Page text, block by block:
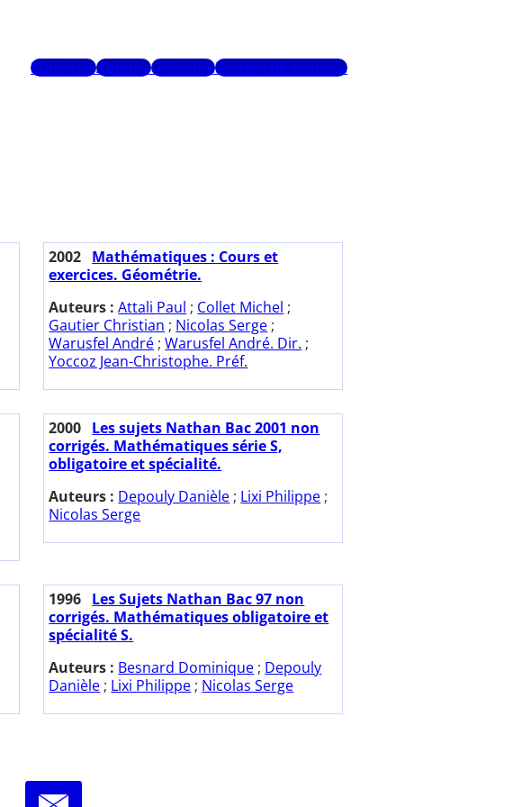
Mots-clésAuteursGlossaireRecherche avancée
2002 Mathématiques : Cours et
exercices. Géométrie.
Auteurs :Attali Paul ; Collet Michel ;
Gautier Christian ; Nicolas Serge ;
Warusfel André ;Warusfel André. Dir. ;
Yoccoz Jean-Christophe. Préf.
2000 Les sujets Nathan Bac 2001 non
corrigés. Mathématiques série S,
obligatoire et spécialité.
Auteurs : Depouly Danièle ; Lixi Philippe ;
Nicolas Serge
1996 Les Sujets Nathan Bac 97 non
corrigés. Mathématiques obligatoire et
spécialité S.
Auteurs : Besnard Dominique ; Depouly
Danièle ; Lixi Philippe ; Nicolas Serge